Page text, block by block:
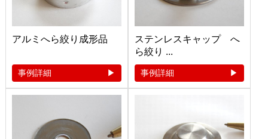
アルミへら絞り成形品
事例詳細
ステンレスキャップ へ
ら絞り ...
事例詳細